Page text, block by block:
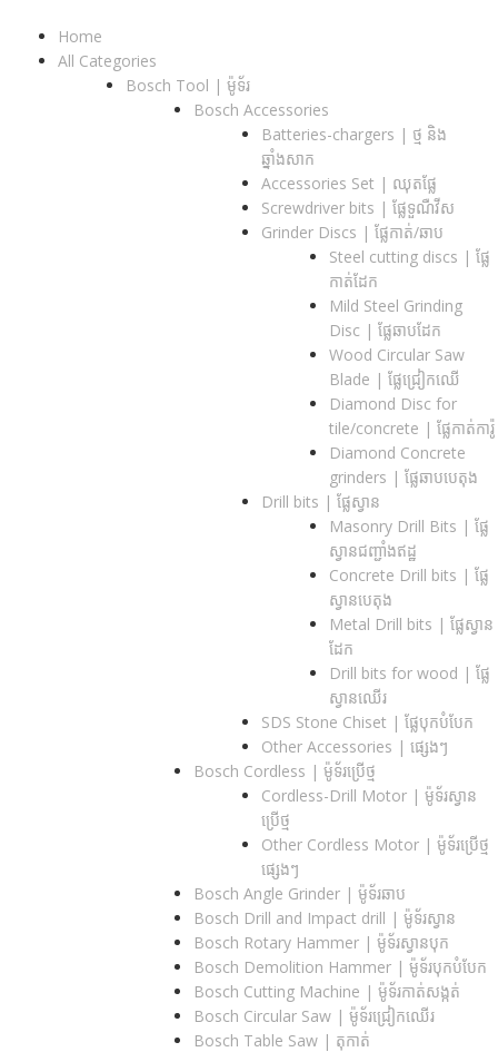
Home
All Categories
Bosch Tool | ម៉ូទ័រ
Bosch Accessories
Batteries-chargers | ថ្ម និង
ឆ្នាំងសាក
Accessories Set | ឈុតផ្លែ
Screwdriver bits | ផ្លែទួណឺវីស
Grinder Discs |​ ផ្លែកាត់/ឆាប
Steel cutting discs |​ ផ្លែ
កាត់ដែក
Mild Steel Grinding
Disc | ផ្លែឆាបដែក
Wood Circular Saw
Blade | ផ្លែជ្រៀកឈើ
Diamond Disc for
tile/concrete​ | ផ្លែកាត់ការ៉ូ
Diamond Concrete
grinders | ផ្លែឆាបបេតុង
Drill bits |​ ផ្លែស្វាន
Masonry Drill Bits |​ ផ្លែ
ស្វានជញ្ជាំងឥដ្ឋ
Concrete Drill bits |​ ផ្លែ
ស្វានបេតុង
Metal Drill bits |​ ផ្លែស្វាន
ដែក
Drill bits for wood |​ ផ្លែ
ស្វានឈើរ
SDS Stone Chiset |​ ផ្លែបុកបំបែក
Other Accessories | ផ្សេងៗ
Bosch Cordless | ម៉ូទ័រប្រើថ្ម
Cordless-Drill Motor | ម៉ូទ័រស្វាន
ប្រើថ្ម
Other Cordless Motor | ម៉ូទ័រប្រើថ្ម
ផ្សេងៗ
Bosch Angle Grinder | ម៉ូទ័រឆាប
Bosch Drill and Impact drill | ម៉ូទ័រស្វាន
Bosch Rotary Hammer | ម៉ូទ័រស្វានបុក
Bosch Demolition Hammer | ម៉ូទ័របុកបំបែក
Bosch Cutting Machine | ម៉ូទ័រកាត់សង្កត់
Bosch Circular Saw | ម៉ូទ័រជ្រៀកឈើរ
Bosch Table Saw | តុកាត់